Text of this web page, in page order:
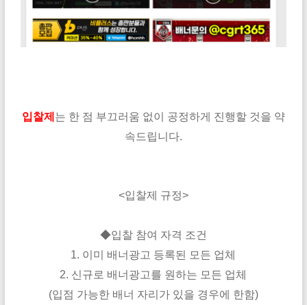
입찰제 는 한 점 부끄러움 없이 공정하게 진행할 것을 약
속드립니다.
<입찰제 규정>
◆입찰 참여 자격 조건
1. 이미 배너광고 등록된 모든 업체
2. 신규로 배너광고를 원하는 모든 업체
(입점 가능한 배너 자리가 있을 경우에 한함)